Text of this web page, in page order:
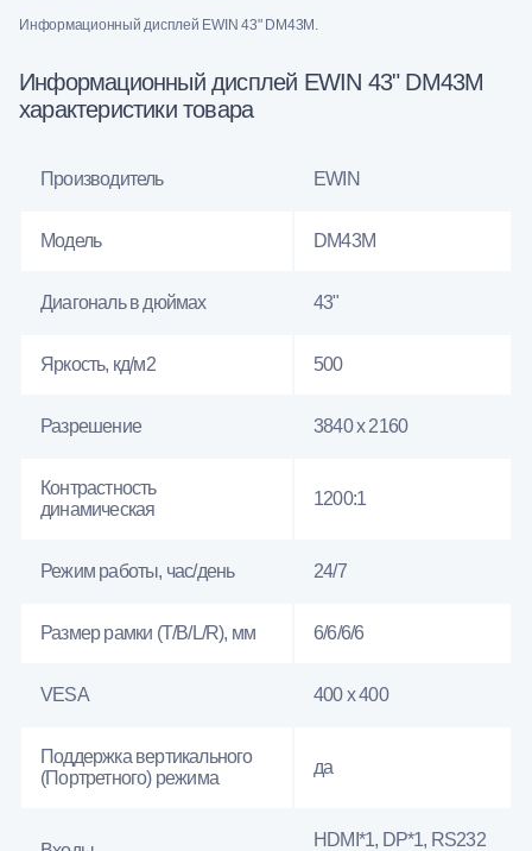
Информационный дисплей EWIN 43" DM43M.
Информационный дисплей EWIN 43" DM43M
характеристики товара
Производитель EWIN
Модель DM43M
Диагональ в дюймах 43"
Яркость, кд/м2 500
Разрешение 3840 x 2160
Контрастность
динамическая
1200:1
Режим работы, час/день 24/7
Размер рамки (T/B/L/R), мм 6/6/6/6
VESA 400 x 400
Поддержка вертикального
(Портретного) режима
да
HDMI*1, DP*1, RS232